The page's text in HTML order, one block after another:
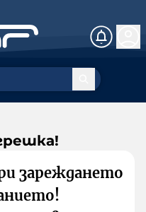
зареждането